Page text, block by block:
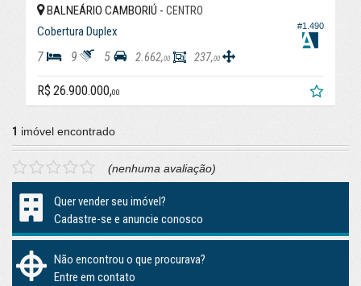
#1.490
BALNEÁRIO CAMBORIÚ - CENTRO
Cobertura Duplex
7 9 5 2.662,00 237,00
R$ 26.900.000,00
1 imóvel encontrado
(nenhuma avaliação)
Quer vender seu imóvel?
Cadastre-se e anuncie conosco
Não encontrou o que procurava?
Entre em contato